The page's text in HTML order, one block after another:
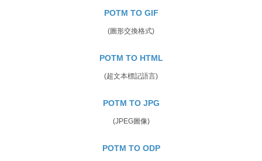
POTM TO GIF
(圖形交換格式)
POTM TO HTML
(超文本標記語言)
POTM TO JPG
(JPEG圖像)
POTM TO ODP